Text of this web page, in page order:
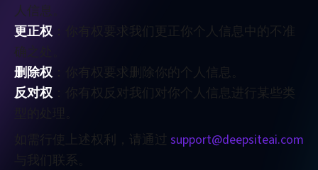
人信息。
更正权：你有权要求我们更正你个人信息中的不准
确之处。
删除权：你有权要求删除你的个人信息。
反对权：你有权反对我们对你个人信息进行某些类
如需行使上述权利，请通过 support@deepsiteai.com
与我们联系。